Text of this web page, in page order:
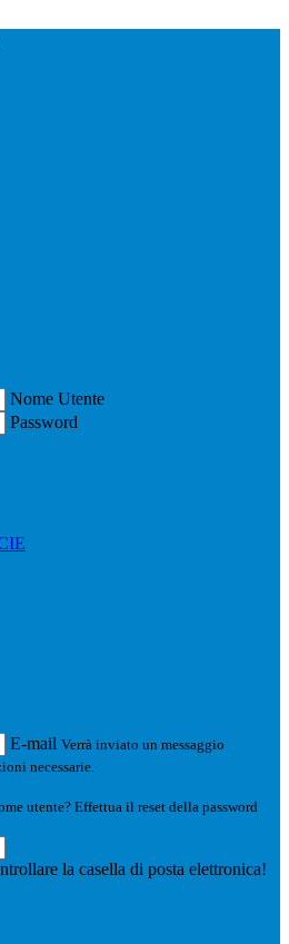
Nome Utente
Password
E-mail Verrà inviato un messaggio
necessarie.
utente? Effettua il reset della password
la casella di posta elettronica!